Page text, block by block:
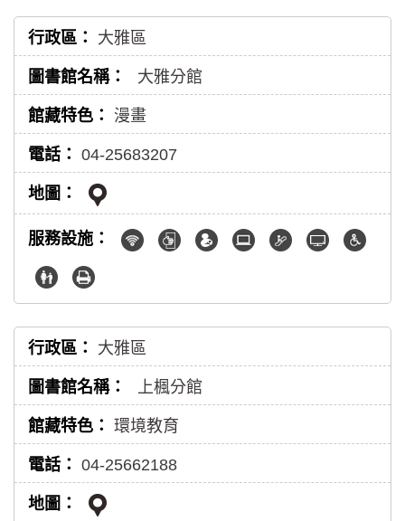
大雅區
大雅分館
漫畫
04-25683207
大雅區
上楓分館
環境教育
04-25662188